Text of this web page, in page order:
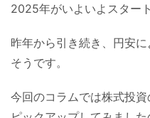
2025年がいよいよスター
昨年から引き続き、円安
そうです。
今回のコラムでは株式投